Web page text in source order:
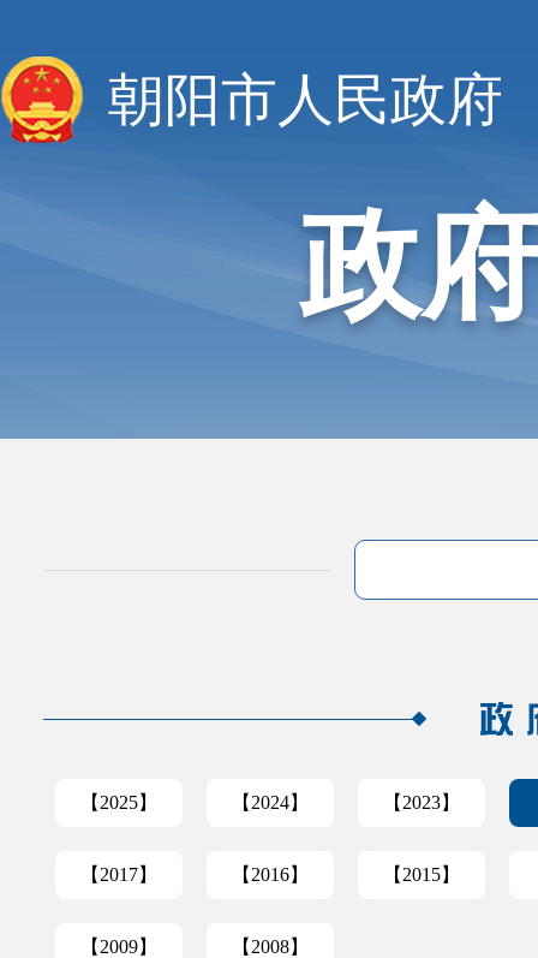
朝阳市人民政府
政
【2025】 【2024】 【2023】
【2017】 【2016】 【2015】
【2009】 【2008】